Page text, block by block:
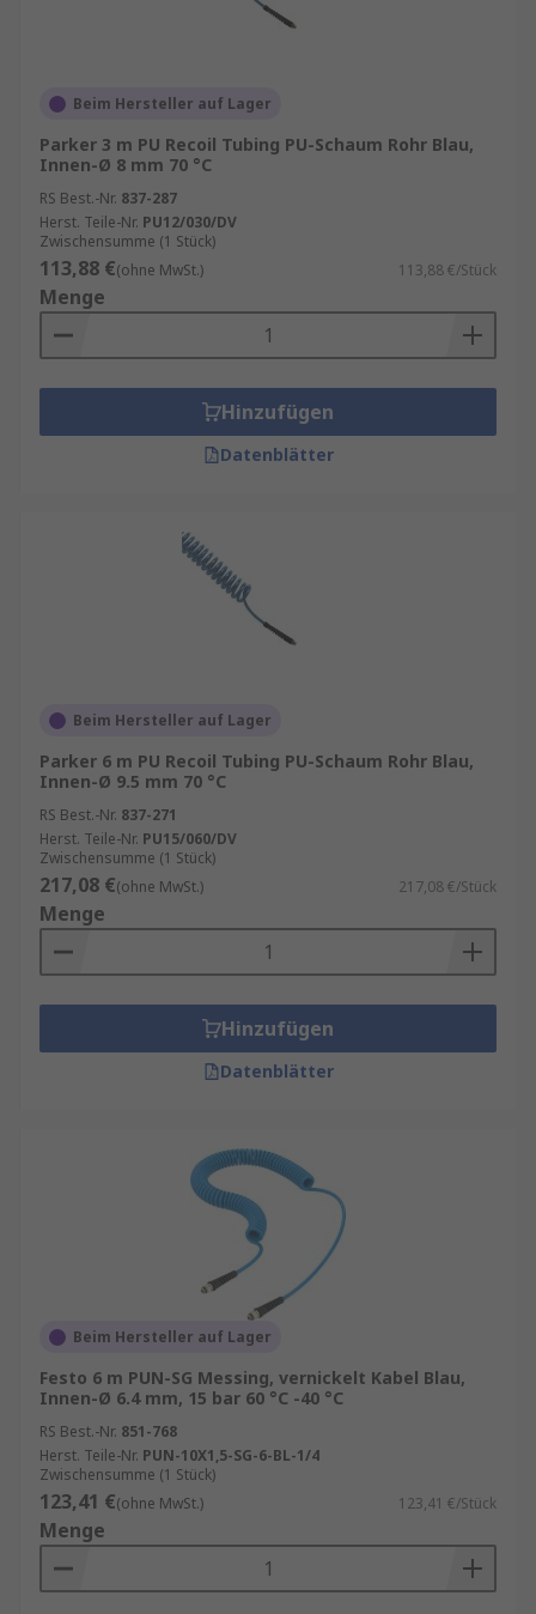
Beim Hersteller auf Lager
Parker 3 m PU Recoil Tubing PU-Schaum Rohr Blau,
Innen-Ø 8 mm 70 °C
RS Best.-Nr. 837-287
Herst. Teile-Nr. PU12/030/DV
Zwischensumme (1 Stück)
113,88 €(ohne MwSt.) 113,88 €/Stück
Menge
Hinzufügen
Datenblätter
Beim Hersteller auf Lager
Parker 6 m PU Recoil Tubing PU-Schaum Rohr Blau,
Innen-Ø 9.5 mm 70 °C
RS Best.-Nr. 837-271
Herst. Teile-Nr. PU15/060/DV
Zwischensumme (1 Stück)
217,08 €(ohne MwSt.) 217,08 €/Stück
Menge
Hinzufügen
Datenblätter
Beim Hersteller auf Lager
Festo 6 m PUN-SG Messing, vernickelt Kabel Blau,
Innen-Ø 6.4 mm, 15 bar 60 °C -40 °C
RS Best.-Nr. 851-768
Herst. Teile-Nr. PUN-10X1,5-SG-6-BL-1/4
Zwischensumme (1 Stück)
123,41 €(ohne MwSt.) 123,41 €/Stück
Menge